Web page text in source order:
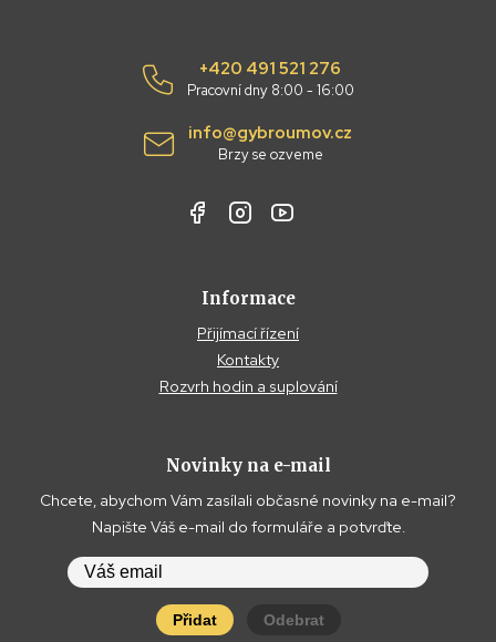
+420 491 521 276
Pracovní dny 8:00 - 16:00
info@gybroumov.cz
Brzy se ozveme
Informace
Přijímací řízení
Kontakty
Rozvrh hodin a suplování
Novinky na e-mail
Chcete, abychom Vám zasílali občasné novinky na e-mail?
Napište Váš e-mail do formuláře a potvrďte.
Přidat Odebrat